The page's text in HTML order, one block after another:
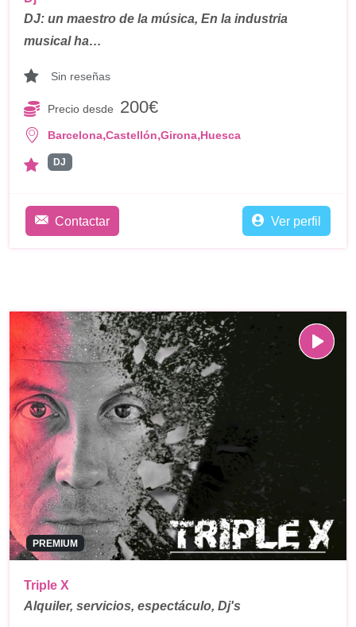
DJ: un maestro de la música, En la industria
musical ha…
Sin reseñas
Precio desde 200€
Barcelona,Castellón,Girona,Huesca
DJ
Contactar Ver perfil
PREMIUM
Triple X
Alquiler, servicios, espectáculo, Dj's